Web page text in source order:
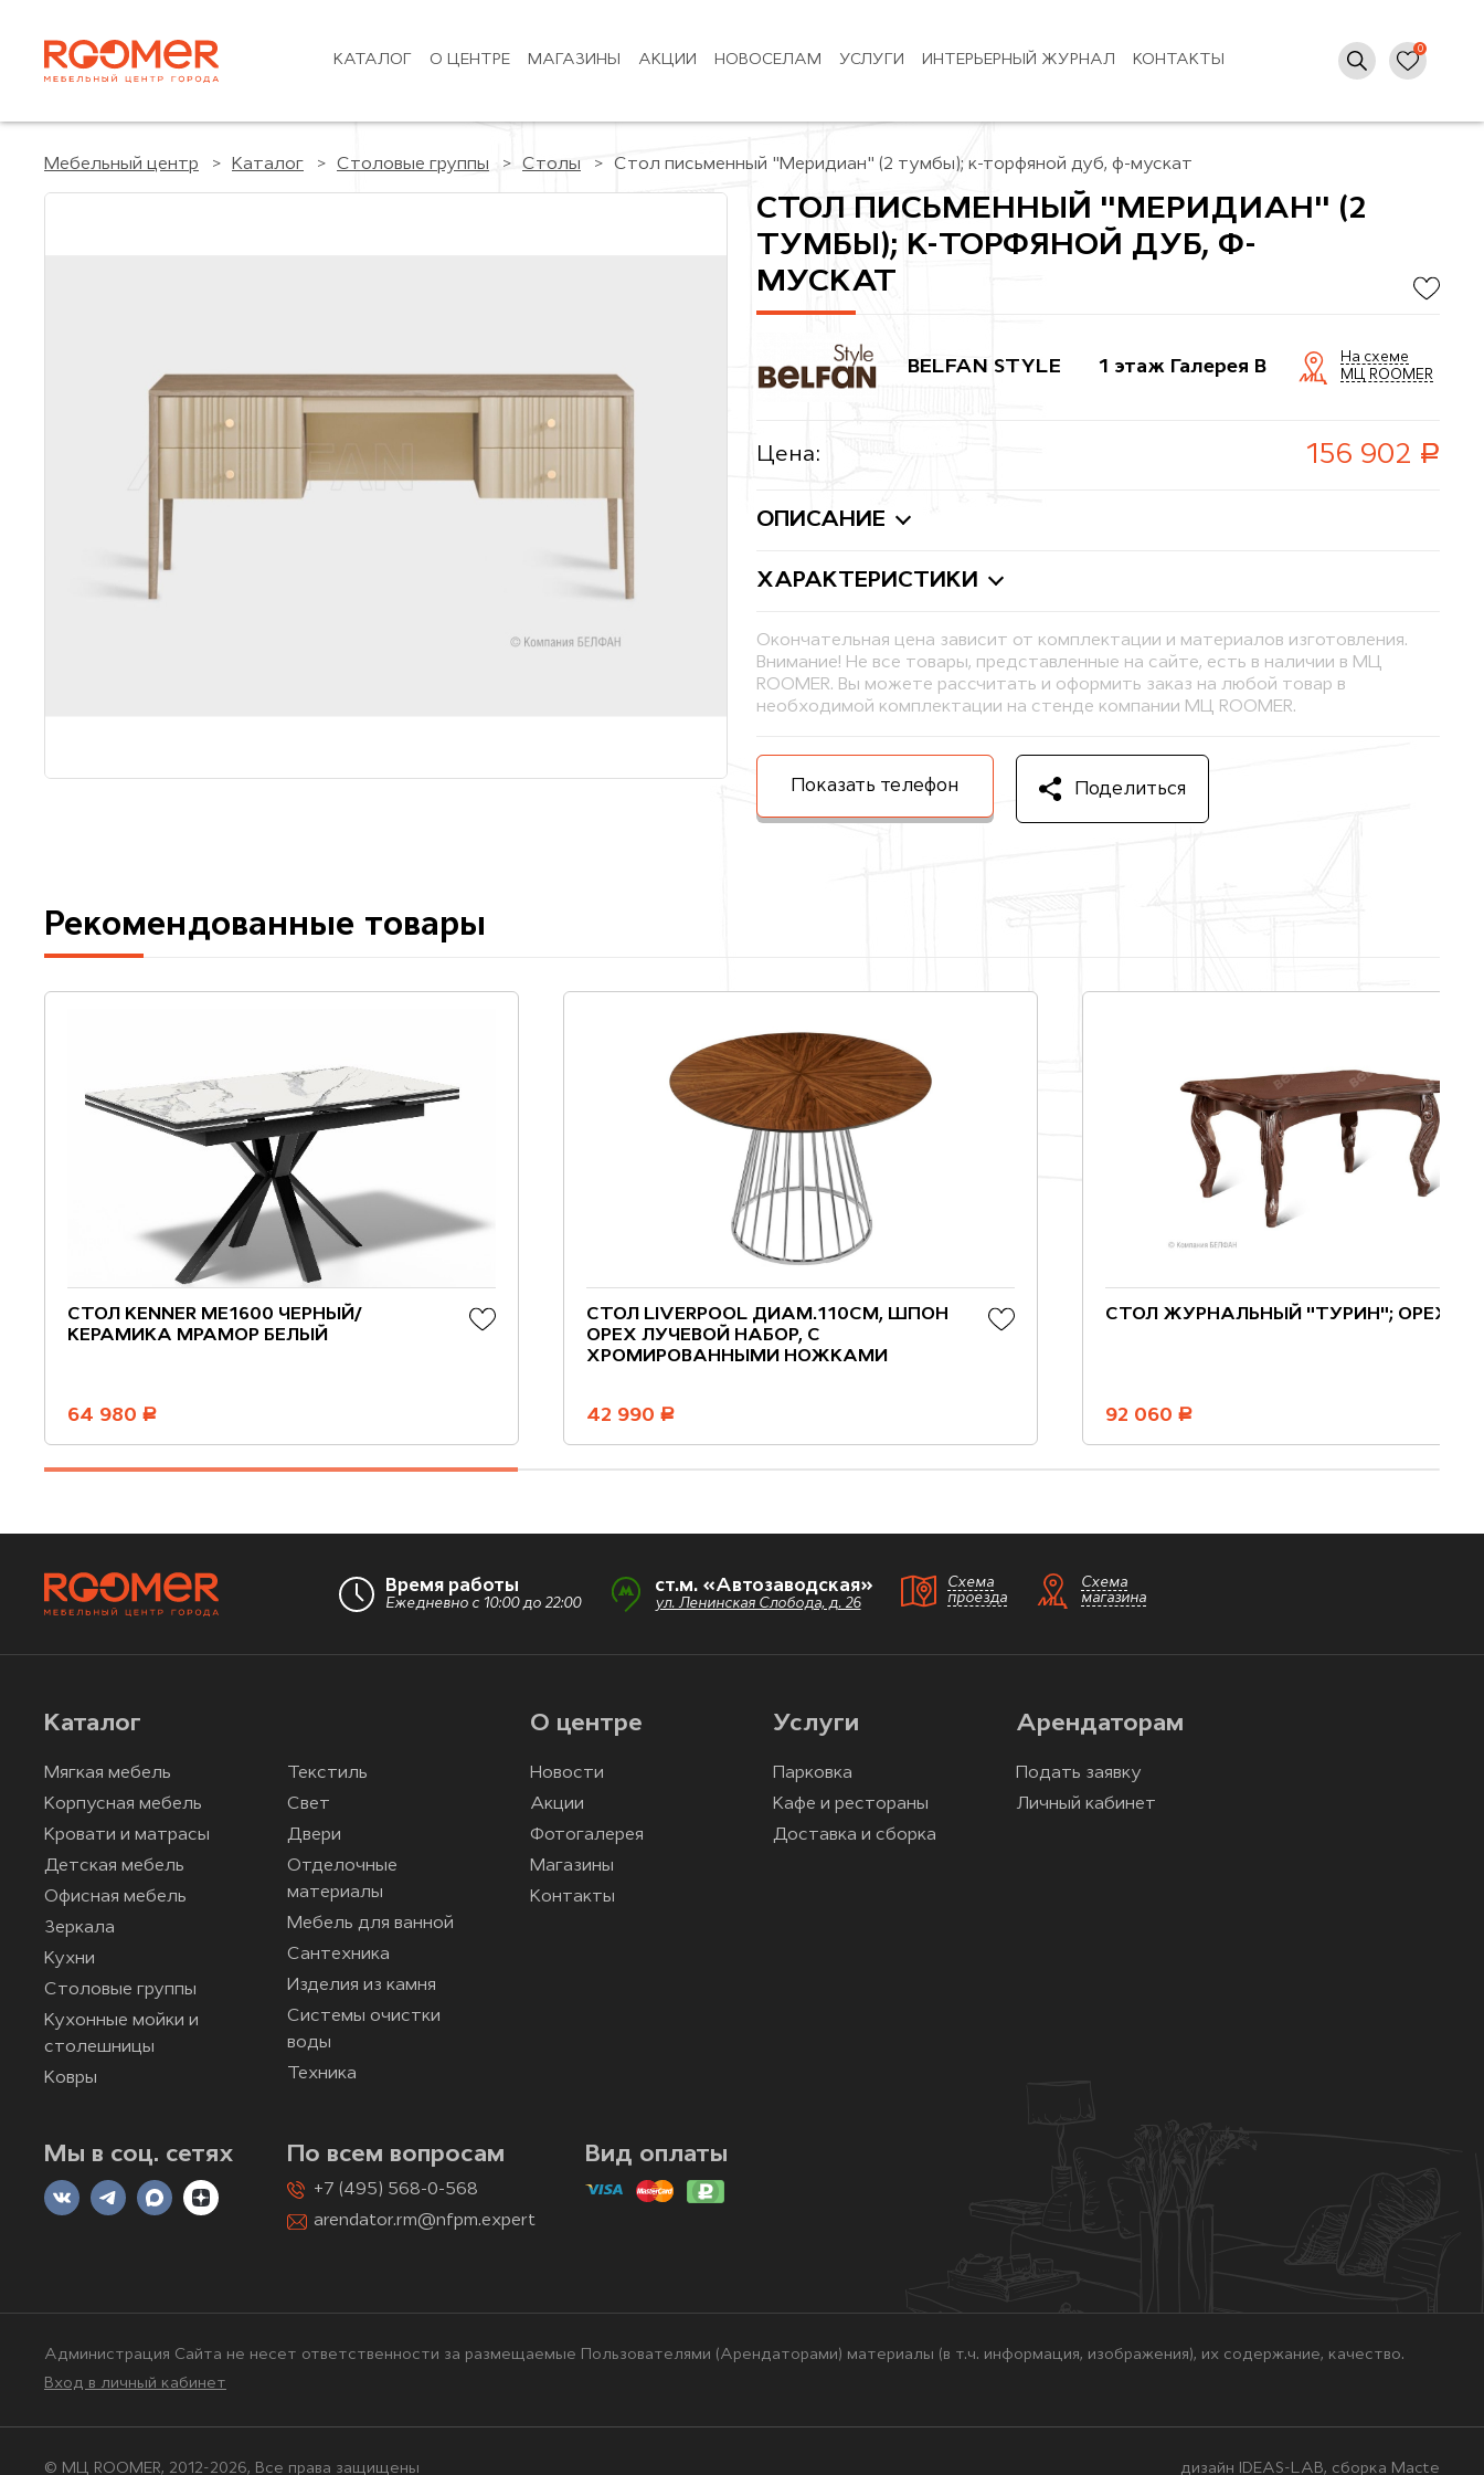
КАТАЛОГ О ЦЕНТРЕ МАГАЗИНЫ АКЦИИ НОВОСЕЛАМ УСЛУГИ ИНТЕРЬЕРНЫЙ ЖУРНАЛ КОНТАКТЫ
Мебельный центр Каталог Столовые группы Столы Стол письменный "Меридиан" (2 тумбы); к-торфяной дуб, ф-мускат
СТОЛ ПИСЬМЕННЫЙ "МЕРИДИАН" (2
ТУМБЫ); К-ТОРФЯНОЙ ДУБ, Ф-
МУСКАТ
BELFAN STYLE 1 этаж Галерея B
На схеме
МЦ ROOMER
Цена: 156 902 руб.
ОПИСАНИЕ
ХАРАКТЕРИСТИКИ
Окончательная цена зависит от комплектации и материалов изготовления.
Внимание! Не все товары, представленные на сайте, есть в наличии в МЦ
ROOMER. Вы можете рассчитать и оформить заказ на любой товар в
необходимой комплектации на стенде компании МЦ ROOMER.
Показать телефон Поделиться
Рекомендованные товары
СТОЛ KENNER ME1600 ЧЕРНЫЙ/
КЕРАМИКА МРАМОР БЕЛЫЙ
64 980 руб.
СТОЛ LIVERPOOL ДИАМ.110СМ, ШПОН
ОРЕХ ЛУЧЕВОЙ НАБОР, С
ХРОМИРОВАННЫМИ НОЖКАМИ
42 990 руб.
СТОЛ ЖУРНАЛЬНЫЙ "ТУРИН"; ОРЕХ
92 060 руб.
Время работы
Ежедневно с 10:00 до 22:00
ст.м. «Автозаводская»
ул. Ленинская Слобода, д. 26
Схема
проезда
Схема
магазина
Каталог
Мягкая мебель
Корпусная мебель
Кровати и матрасы
Детская мебель
Офисная мебель
Зеркала
Кухни
Столовые группы
Кухонные мойки и
столешницы
Ковры
Текстиль
Свет
Двери
Отделочные
материалы
Мебель для ванной
Сантехника
Изделия из камня
Системы очистки
воды
Техника
О центре
Новости
Акции
Фотогалерея
Магазины
Контакты
Услуги
Парковка
Кафе и рестораны
Доставка и сборка
Арендаторам
Подать заявку
Личный кабинет
Мы в соц. сетях По всем вопросам
+7 (495) 568-0-568
arendator.rm@nfpm.expert
Вид оплаты
Администрация Сайта не несет ответственности за размещаемые Пользователями (Арендаторами) материалы (в т.ч. информация, изображения), их содержание, качество.
Вход в личный кабинет
© МЦ ROOMER, 2012-2026, Bce права защищены дизайн IDEAS-LAB, сборка Macte